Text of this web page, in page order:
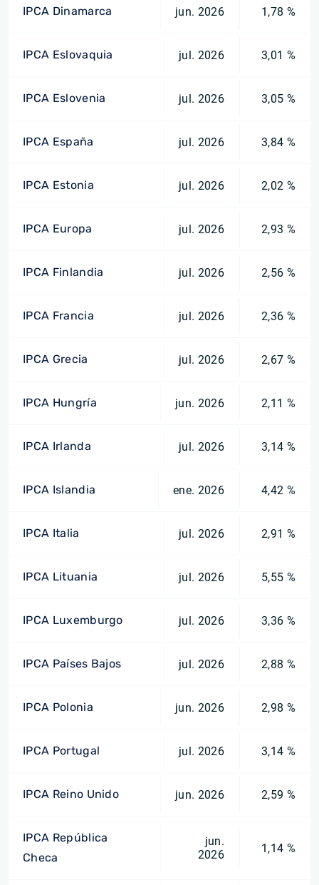
IPCA Dinamarca jun. 2026 1,78 %
IPCA Eslovaquia jul. 2026 3,01 %
IPCA Eslovenia jul. 2026 3,05 %
IPCA España jul. 2026 3,84 %
IPCA Estonia jul. 2026 2,02 %
IPCA Europa jul. 2026 2,93 %
IPCA Finlandia jul. 2026 2,56 %
IPCA Francia jul. 2026 2,36 %
IPCA Grecia jul. 2026 2,67 %
IPCA Hungría jun. 2026 2,11 %
IPCA Irlanda jul. 2026 3,14 %
IPCA Islandia ene. 2026 4,42 %
IPCA Italia jul. 2026 2,91 %
IPCA Lituania jul. 2026 5,55 %
IPCA Luxemburgo jul. 2026 3,36 %
IPCA Países Bajos jul. 2026 2,88 %
IPCA Polonia jun. 2026 2,98 %
IPCA Portugal jul. 2026 3,14 %
IPCA Reino Unido jun. 2026 2,59 %
IPCA República
Checa
jun.
2026
1,14 %